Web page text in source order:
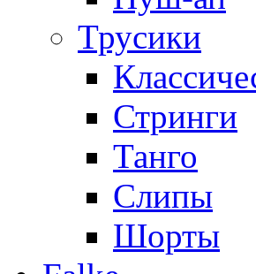
Трусики
Стринги
Танго
Слипы
Шорты